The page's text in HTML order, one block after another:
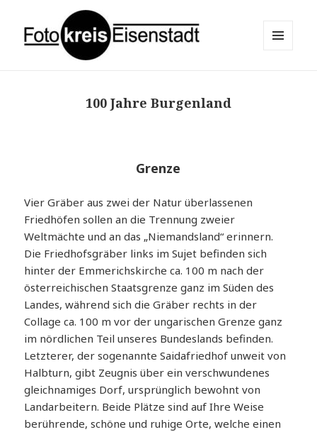
100 Jahre Burgenland
Grenze
Vier Gräber aus zwei der Natur überlassenen
Friedhöfen sollen an die Trennung zweier
Weltmächte und an das „Niemandsland“ erinnern.
Die Friedhofsgräber links im Sujet befinden sich
hinter der Emmerichskirche ca. 100 m nach der
österreichischen Staatsgrenze ganz im Süden des
Landes, während sich die Gräber rechts in der
Collage ca. 100 m vor der ungarischen Grenze ganz
im nördlichen Teil unseres Bundeslands befinden.
Letzterer, der sogenannte Saidafriedhof unweit von
Halbturn, gibt Zeugnis über ein verschwundenes
gleichnamiges Dorf, ursprünglich bewohnt von
Landarbeitern. Beide Plätze sind auf Ihre Weise
berührende, schöne und ruhige Orte, welche einen